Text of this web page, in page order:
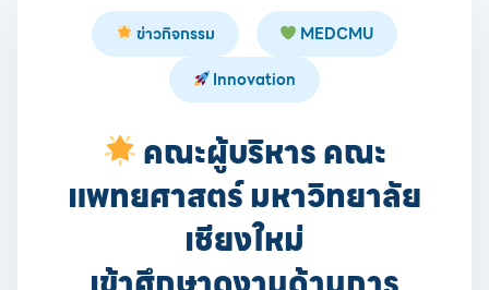
ข่าวกิจกรรม
MEDCMU
Innovation
คณะผู้บริหาร คณะ
แพทยศาสตร์ มหาวิทยาลัย
เชียงใหม่